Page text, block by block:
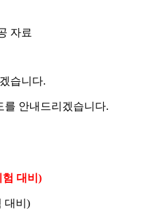
자료
습니다.
를 안내드리겠습니다.
대비 )
대비 )